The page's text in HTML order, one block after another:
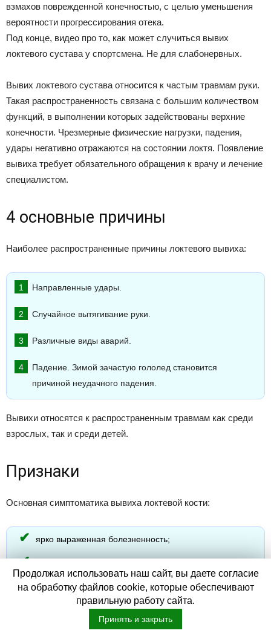
взмахов поврежденной конечностью, с целью уменьшения
вероятности прогрессирования отека.
Под конце, видео про то, как может случиться вывих
локтевого сустава у спортсмена. Не для слабонервных.
Вывих локтевого сустава относится к частым травмам руки.
Такая распространенность связана с большим количеством
функций, в выполнении которых задействованы верхние
конечности. Чрезмерные физические нагрузки, падения,
удары негативно отражаются на состоянии локтя. Появление
вывиха требует обязательного обращения к врачу и лечение
специалистом.
4 основные причины
Наиболее распространенные причины локтевого вывиха:
Направленные удары.
Случайное вытягивание руки.
Различные виды аварий.
Падение. Зимой зачастую гололед становится
причиной неудачного падения.
Вывихи относятся к распространенным травмам как среди
взрослых, так и среди детей.
Признаки
Основная симптоматика вывиха локтевой кости:
ярко выраженная болезненность;
ограничения в движении руки;
отечность места травмы — проявляется в течение 30
минут с момента воздействия на сустав.
Продолжая использовать наш сайт, вы даете согласие
на обработку файлов cookie, которые обеспечивают
правильную работу сайта.
Принять и закрыть